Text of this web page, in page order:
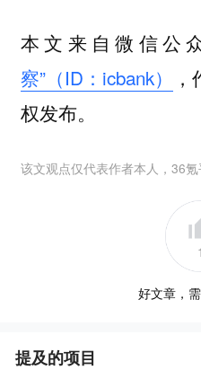
本文来自微信公
察”（ID：icbank）
权发布。
该文观点仅代表作者本人，36氪
1
好文章，
提及的项目